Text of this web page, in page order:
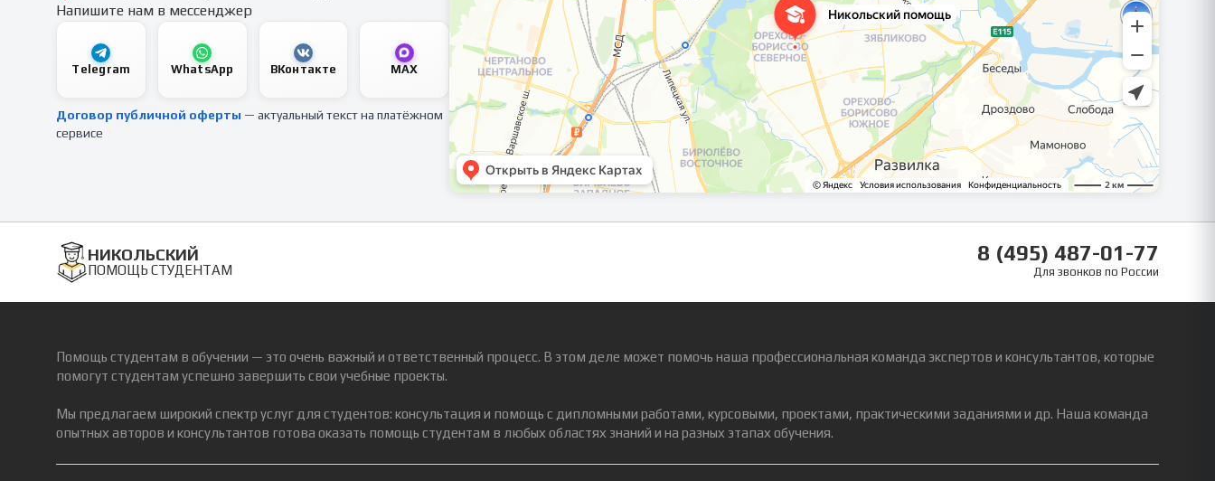
Напишите нам в мессенджер
Telegram WhatsApp ВКонтакте MAX
Договор публичной оферты — актуальный текст на платёжном
сервисе
НИКОЛЬСКИЙ
ПОМОЩЬ СТУДЕНТАМ
8 (495) 487-01-77
Для звонков по России
Помощь студентам в обучении — это очень важный и ответственный процесс. В этом деле может помочь наша профессиональная команда экспертов и консультантов, которые
помогут студентам успешно завершить свои учебные проекты.
Мы предлагаем широкий спектр услуг для студентов: консультация и помощь с дипломными работами, курсовыми, проектами, практическими заданиями и др. Наша команда
опытных авторов и консультантов готова оказать помощь студентам в любых областях знаний и на разных этапах обучения.